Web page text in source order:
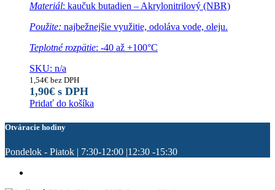
Materiál: kaučuk butadien – Akrylonitrilový (NBR)
Použite: najbežnejšie využitie, odoláva vode, oleju.
Teplotné rozpätie: -40 až +100°C
SKU: n/a
1,54€ bez DPH
1,90€ s DPH
Pridať do košíka
Otváracie hodiny
Pondelok - Piatok | 7:30-12:00 |12:30 -15:30